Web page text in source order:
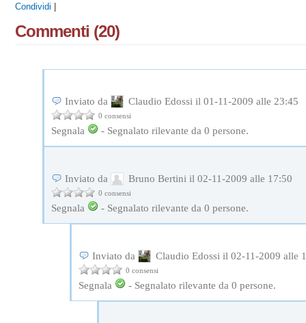
Condividi |
Commenti (20)
Inviato da Claudio Edossi il 01-11-2009 alle 23:45
0 consensi
Segnala - Segnalato rilevante da 0 persone.
Inviato da Bruno Bertini il 02-11-2009 alle 17:50
0 consensi
Segnala - Segnalato rilevante da 0 persone.
Inviato da Claudio Edossi il 02-11-2009 alle
0 consensi
Segnala - Segnalato rilevante da 0 persone.